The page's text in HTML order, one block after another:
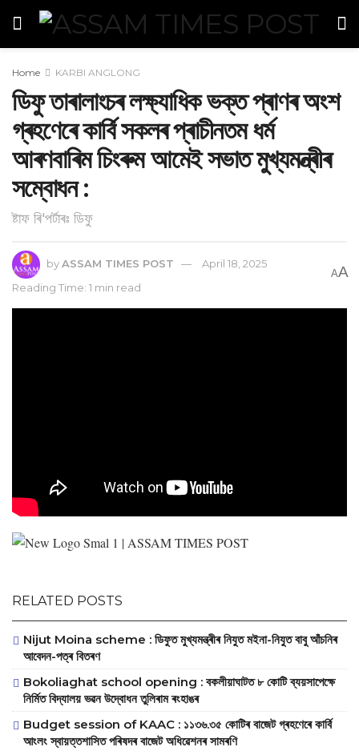
Home KARBI ANGLONG
ডিফু তাৰালাংচৰ লক্ষ্যাধিক ভক্ত প্ৰাণৰ অংশ
গ্ৰহণেৰে কাৰ্বি সকলৰ প্ৰাচীনতম ধৰ্ম
আৰণবাৰিম চিংৰুম আমেই সভাত মুখ্যমন্ত্ৰীৰ
সম্বোধন :
ষ্টাফ ৰি'পৰ্টাৰঃ ডিফু
byASSAM TIMES POST
April 18, 2025
Reading Time: 1 min read
AA
RELATED POSTS
Nijut Moina scheme : ডিফুত মুখ্যমন্ত্ৰীৰ নিযুত মইনা-নিযুত বাবু আঁচনিৰ
আবেদন-পত্ৰ বিতৰণ
Bokoliaghat school opening : বকলীয়াঘাটত ৮ কোটি ব্যয়সাপেক্ষে
নির্মিত বিদ্যালয় ভৱন উদ্বোধন তুলিৰাম ৰংহাঙৰ
Budget session of KAAC : ১১৩৬.৩৫ কোটিৰ বাজেট গ্ৰহণেৰে কাৰ্বি
আংলং স্বায়‌ত্তশাসিত পৰিষদৰ বাজেট অধিৱেশনৰ সামৰণি